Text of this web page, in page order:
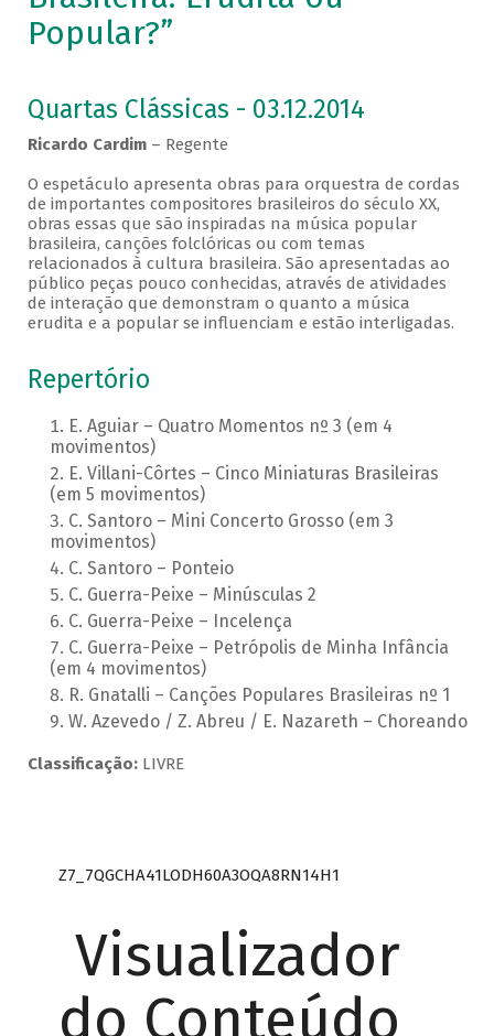
Popular?”
Quartas Clássicas - 03.12.2014
Ricardo Cardim – Regente
O espetáculo apresenta obras para orquestra de cordas
de importantes compositores brasileiros do século XX,
obras essas que são inspiradas na música popular
brasileira, canções folclóricas ou com temas
relacionados à cultura brasileira. São apresentadas ao
público peças pouco conhecidas, através de atividades
de interação que demonstram o quanto a música
erudita e a popular se influenciam e estão interligadas.
Repertório
E. Aguiar – Quatro Momentos nº 3 (em 4
movimentos)
E. Villani-Côrtes – Cinco Miniaturas Brasileiras
(em 5 movimentos)
C. Santoro – Mini Concerto Grosso (em 3
movimentos)
C. Santoro – Ponteio
C. Guerra-Peixe – Minúsculas 2
C. Guerra-Peixe – Incelença
C. Guerra-Peixe – Petrópolis de Minha Infância
(em 4 movimentos)
R. Gnatalli – Canções Populares Brasileiras nº 1
W. Azevedo / Z. Abreu / E. Nazareth – Choreando
Classificação:LIVRE
Z7_7QGCHA41LODH60A3OQA8RN14H1
Visualizador
do Conteúdo